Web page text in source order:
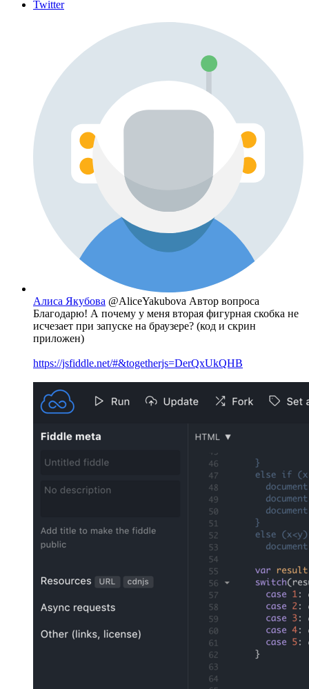
Twitter
Алиса Якубова @AliceYakubova Автор вопроса
Благодарю! А почему у меня вторая фигурная скобка не
исчезает при запуске на браузере? (код и скрин
приложен)
https://jsfiddle.net/#&togetherjs=DerQxUkQHB